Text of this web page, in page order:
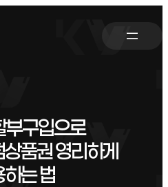
부구입으로
품권 영리하게
는 법